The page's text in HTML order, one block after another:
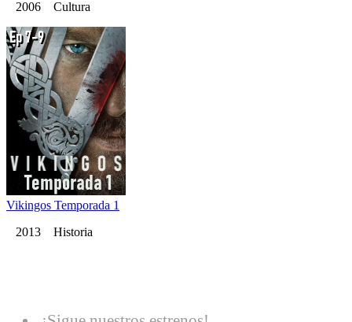
2006 Cultura
Vikingos Temporada 1
2013 Historia